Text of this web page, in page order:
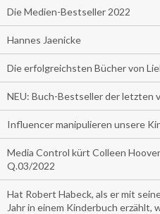
Die Medien-Bestseller 2022
Hannes Jaenicke
Die erfolgreichsten Bücher von
NEU: Buch-Bestseller der letzten
Influencer manipulieren unsere
Media Control kürt Colleen
Q.03/2022
Hat Robert Habeck, als er mit
Jahr in einem Kinderbuch erzählt,